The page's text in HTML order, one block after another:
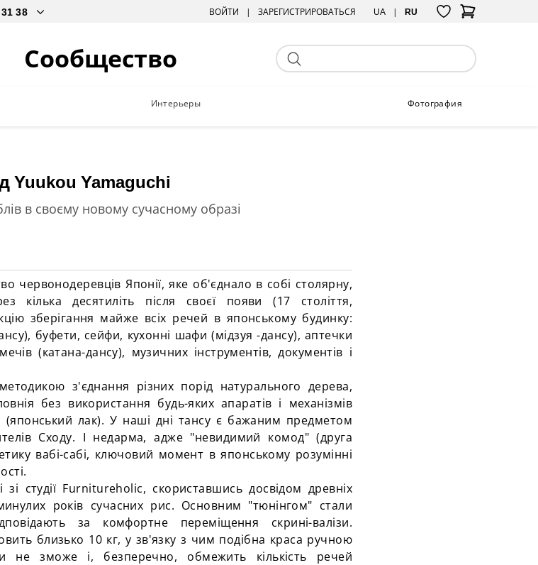
ВОЙТИ ЗАРЕГИСТРИРОВАТЬСЯ UA RU
Сообщество
Интерьеры Фотография
Yuukou Yamaguchi
в своєму новому сучасному образі
червонодеревців Японії, яке об'єднало в собі столярну,
кілька десятиліть після своєї появи (17 століття,
зберігання майже всіх речей в японському будинку:
), буфети, сейфи, кухонні шафи (мідзуя -дансу), аптечки
(катана-дансу), музичних інструментів, документів і
з'єднання різних порід натурального дерева,
без використання будь-яких апаратів і механізмів
лак). У наші дні тансу є бажаним предметом
Сходу. І недарма, адже "невидимий комод" (друга
вабі-сабі, ключовий момент в японському розумінні
студії Furnitureholic, скориставшись досвідом древніх
років сучасних рис. Основним "тюнінгом" стали
за комфортне переміщення скрині-валізи.
близько 10 кг, у зв'язку з чим подібна краса ручною
не зможе і, безперечно, обмежить кількість речей